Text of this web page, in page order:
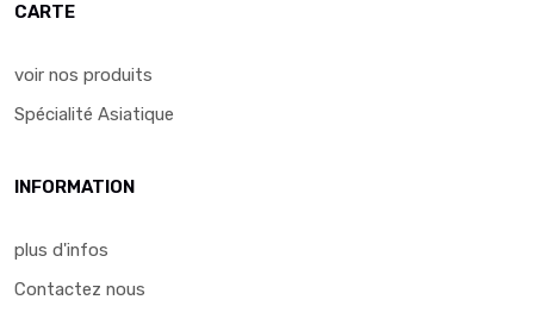
CARTE
voir nos produits
Spécialité Asiatique
INFORMATION
plus d'infos
Contactez nous